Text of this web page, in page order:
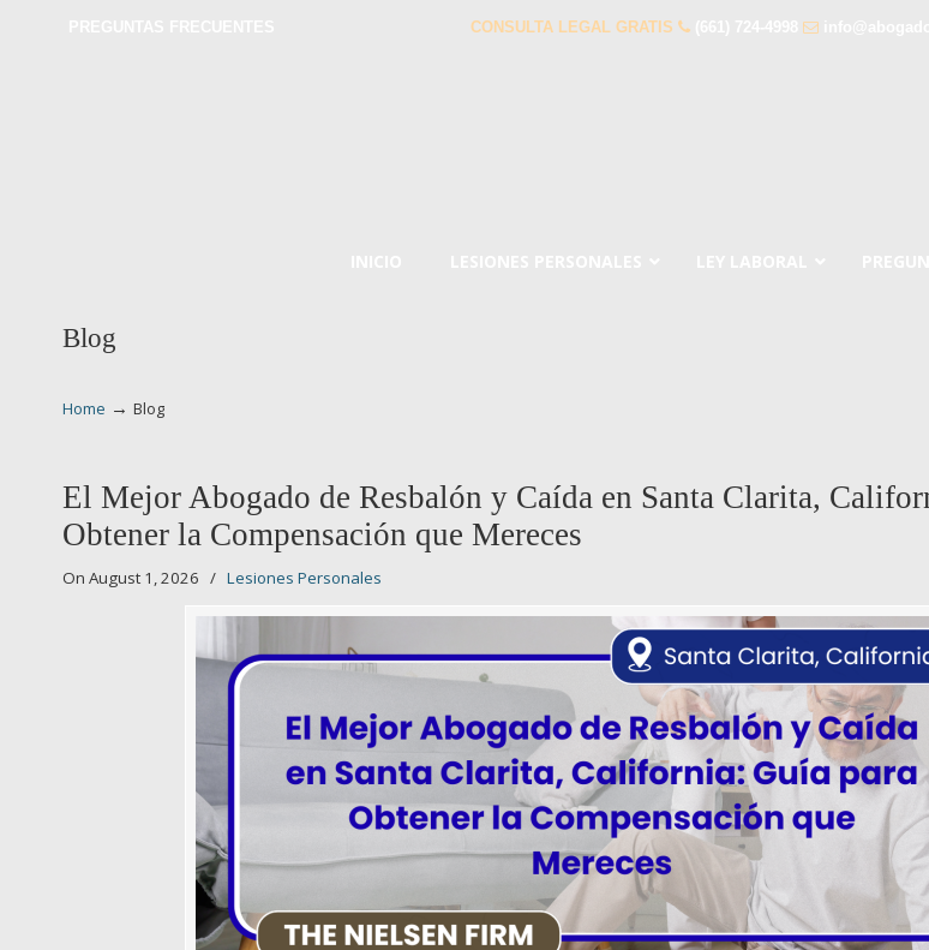
CONSULTA LEGAL GRATIS
Blog
Home → Blog
El Mejor Abogado de Resbalón y Caída en Santa Clarita,
Obtener la Compensación que Mereces
On August 1, 2026 / Lesiones Personales